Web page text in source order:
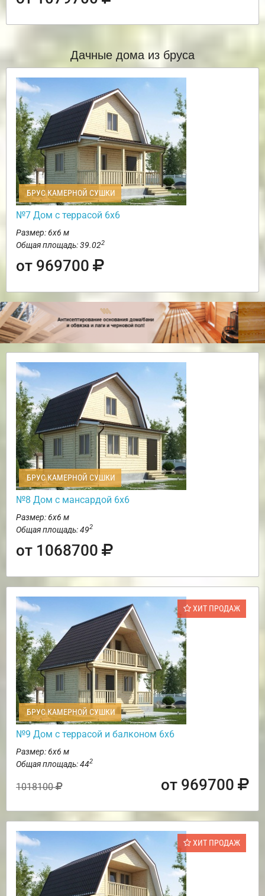
Дачные дома из бруса
БРУС КАМЕРНОЙ СУШКИ
№7 Дом с террасой 6х6
Размер: 6х6 м
Общая площадь: 39.022
от 969700
БРУС КАМЕРНОЙ СУШКИ
№8 Дом с мансардой 6х6
Размер: 6х6 м
Общая площадь: 492
от 1068700
ХИТ ПРОДАЖ
БРУС КАМЕРНОЙ СУШКИ
№9 Дом с террасой и балконом 6х6
Размер: 6х6 м
Общая площадь: 442
1018100 от 969700
ХИТ ПРОДАЖ